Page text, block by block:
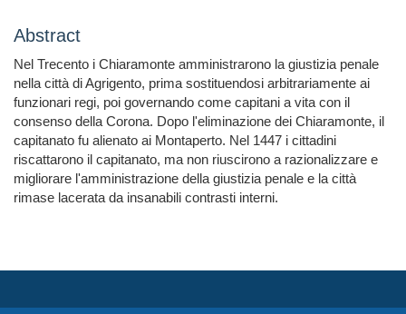
Abstract
Nel Trecento i Chiaramonte amministrarono la giustizia penale
nella città di Agrigento, prima sostituendosi arbitrariamente ai
funzionari regi, poi governando come capitani a vita con il
consenso della Corona. Dopo l'eliminazione dei Chiaramonte, il
capitanato fu alienato ai Montaperto. Nel 1447 i cittadini
riscattarono il capitanato, ma non riuscirono a razionalizzare e
migliorare l'amministrazione della giustizia penale e la città
rimase lacerata da insanabili contrasti interni.